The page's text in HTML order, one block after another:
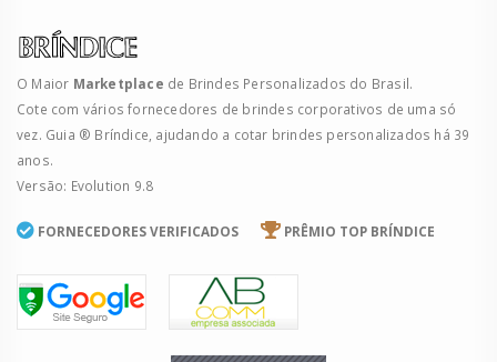
O Maior Marketplace de Brindes Personalizados do Brasil.
Cote com vários fornecedores de brindes corporativos de uma só
vez. Guia ® Bríndice, ajudando a cotar brindes personalizados há 39
anos.
Versão: Evolution 9.8
FORNECEDORES VERIFICADOS PRÊMIO TOP BRÍNDICE